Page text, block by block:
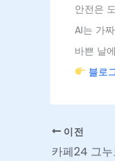
안전은
AI는 가
바쁜 날
블로
이전
카페24 그